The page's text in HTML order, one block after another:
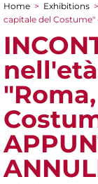
You are
Home > Exhibitions >
capitale del Costume"